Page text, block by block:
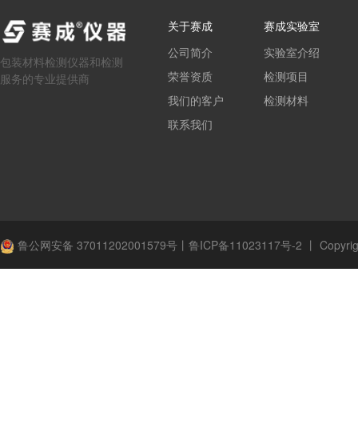
包装材料检测仪器和检测
服务的专业提供商
关于赛成
公司简介
荣誉资质
我们的客户
联系我们
赛成实验室
实验室介绍
检测项目
检测材料
鲁公网安备 37011202001579号 丨 鲁ICP备11023117号-2 丨